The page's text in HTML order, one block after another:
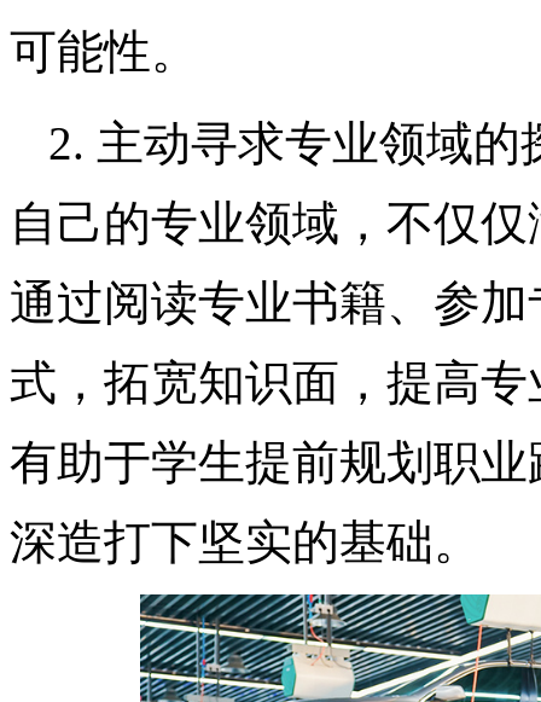
可能性。
2. 主动寻求专业领域
自己的专业领域，不仅
通过阅读专业书籍、参
式，拓宽知识面，提高
有助于学生提前规划职
深造打下坚实的基础。